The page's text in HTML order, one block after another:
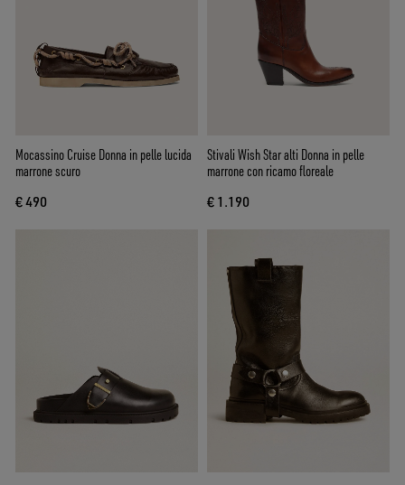
Mocassino Cruise Donna in pelle lucida
marrone scuro
€ 490
Stivali Wish Star alti Donna in pelle
marrone con ricamo floreale
€ 1.190